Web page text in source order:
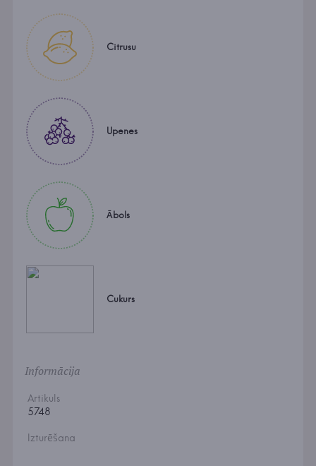
Citrusu
Upenes
Ābols
Cukurs
Informācija
Artikuls
5748
Izturēšana